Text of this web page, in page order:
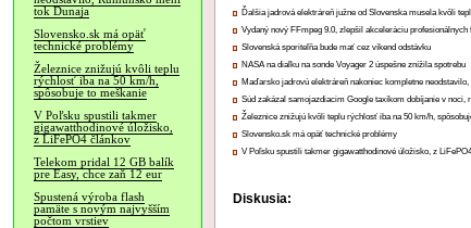
tok Dunaja
Slovensko.sk má opäť
technické problémy
Železnice znižujú kvôli teplu
rýchlosť iba na 50 km/h,
spôsobuje to meškanie
V Poľsku spustili takmer
gigawatthodinové úložisko,
z LiFePO4 článkov
Telekom pridal 12 GB balík
pre Easy, chce zaň 12 eur
Spustená výroba flash
pamäte s novým najvyšším
počtom vrstiev
Ďalšia jadrová elektráreň južne od Slovenska musela kvôli
Vydaný nový FFmpeg 9.0, zlepšil akceleráciu profesionálnych
Slovenská sporiteľňa bude mať cez víkend odstávku
NASA na diaľku na sonde Voyager 2 úspešne znížila spotrebu
Maďarsko jadrovú elektráreň nakoniec kompletne
Súd zakázal samojazdiacim Google taxíkom dobíjanie v noci,
Železnice znižujú kvôli teplu rýchlosť iba na 50 km/h,
Slovensko.sk má opäť technické problémy
V Poľsku spustili takmer gigawatthodinové úložisko, z
Diskusia: